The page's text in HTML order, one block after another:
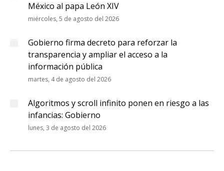
México al papa León XIV
miércoles, 5 de agosto del 2026
Gobierno firma decreto para reforzar la
transparencia y ampliar el acceso a la
información pública
martes, 4 de agosto del 2026
Algoritmos y scroll infinito ponen en riesgo a las
infancias: Gobierno
lunes, 3 de agosto del 2026